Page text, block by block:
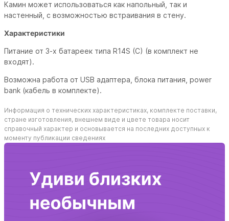
Камин может использоваться как напольный, так и
настенный, с возможностью встраивания в стену.
Характеристики
Питание от 3-х батареек типа R14S (C) (в комплект не
входят).
Возможна работа от USB адаптера, блока питания, power
bank (кабель в комплекте).
Информация о технических характеристиках, комплекте поставки,
стране изготовления, внешнем виде и цвете товара носит
справочный характер и основывается на последних доступных к
моменту публикации сведениях